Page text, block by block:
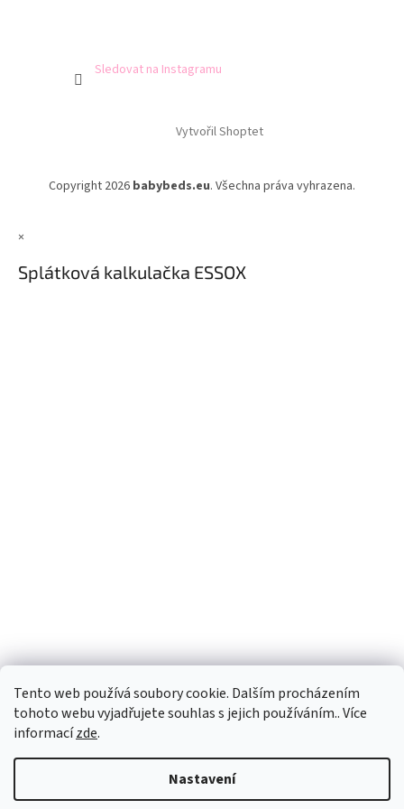
Tento web používá soubory cookie. Dalším procházením
tohoto webu vyjadřujete souhlas s jejich používáním.. Více
informacízde.
Nastavení
Sledovat na Instagramu
Vytvořil Shoptet
Copyright 2026 babybeds.eu. Všechna práva vyhrazena.
×
Splátková kalkulačka ESSOX